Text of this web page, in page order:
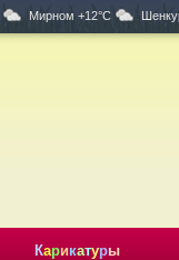
Мирном +12°C
Карикатуры